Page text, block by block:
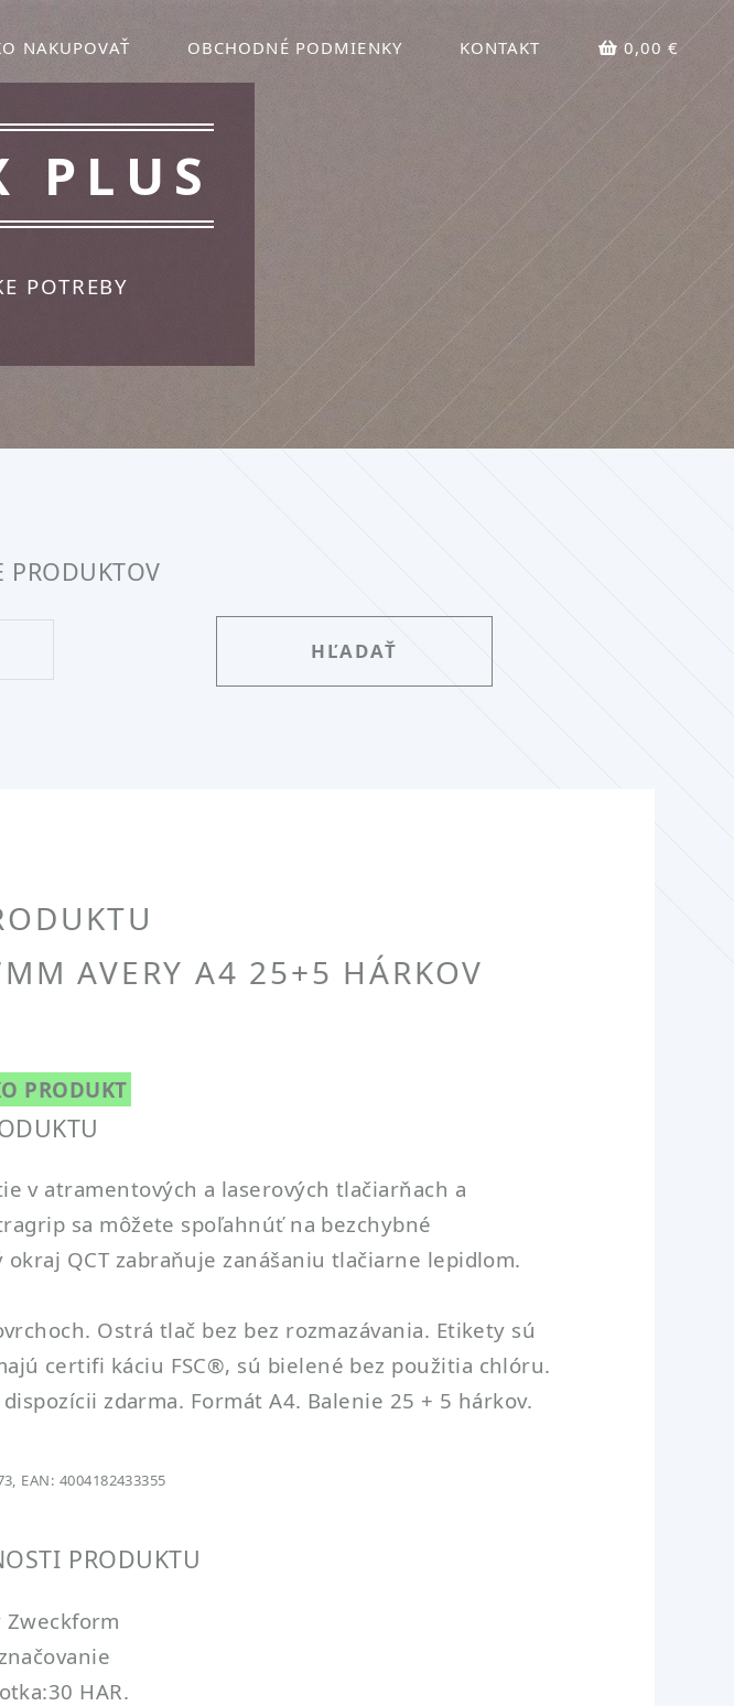
NAKUPOVAŤ OBCHODNÉ PODMIENKY KONTAKT 0,00 €
PLUS
POTREBY
PRODUKTOV
AVERY A4 25+5 HÁRKOV
PRODUKT
v atramentových a laserových tlačiarňach a
sa môžete spoľahnúť na bezchybné
QCT zabraňuje zanášaniu tlačiarne lepidlom.
Ostrá tlač bez bez rozmazávania. Etikety sú
certifi káciu FSC®, sú bielené bez použitia chlóru.
zdarma. Formát A4. Balenie 25 + 5 hárkov.
EAN: 4004182433355
PRODUKTU
Zweckform
HAR.